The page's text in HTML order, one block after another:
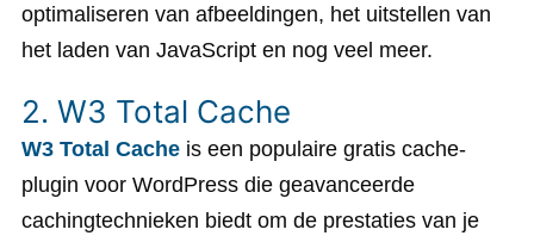
optimaliseren van afbeeldingen, het uitstellen van
het laden van JavaScript en nog veel meer.
2. W3 Total Cache
W3 Total Cacheis een populaire gratis cache-
plugin voor WordPress die geavanceerde
cachingtechnieken biedt om de prestaties van je